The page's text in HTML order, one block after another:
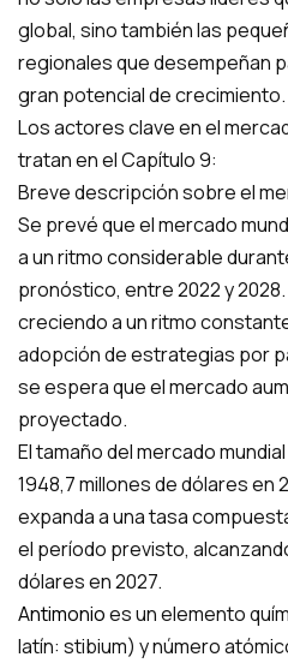
global, sino también las
regionales que desempeñan
gran potencial de crecimiento.
Los actores clave en el
tratan en el Capítulo 9:
Breve descripción sobre el
Se prevé que el mercado
a un ritmo considerable
pronóstico, entre 2022 y
creciendo a un ritmo
adopción de estrategias por
se espera que el mercado
proyectado.
El tamaño del mercado
1948,7 millones de dólares en
expanda a una tasa
el período previsto,
dólares en 2027.
Antimonioes un elemento
latín: stibium) y número